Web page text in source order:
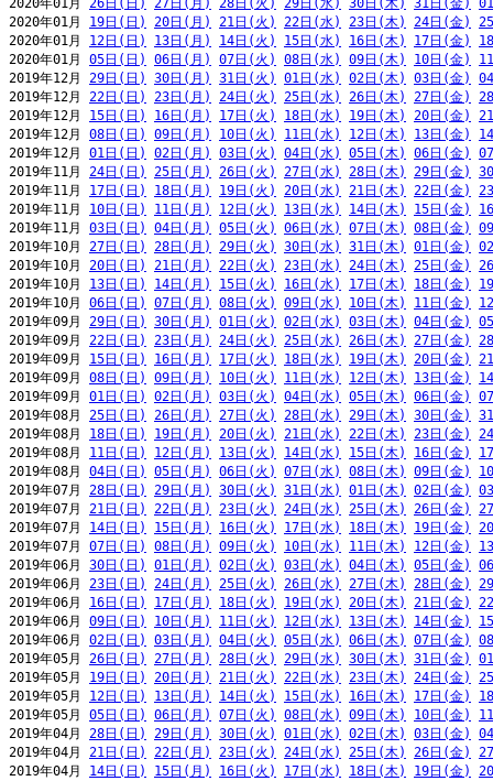
2020年01月 26日(日) 27日(月) 28日(火) 29日(水) 30日(木) 31日(金)
2020年01月 19日(日) 20日(月) 21日(火) 22日(水) 23日(木) 24日(金)
2020年01月 12日(日) 13日(月) 14日(火) 15日(水) 16日(木) 17日(金)
2020年01月 05日(日) 06日(月) 07日(火) 08日(水) 09日(木) 10日(金)
2019年12月 29日(日) 30日(月) 31日(火) 01日(水) 02日(木) 03日(金)
2019年12月 22日(日) 23日(月) 24日(火) 25日(水) 26日(木) 27日(金)
2019年12月 15日(日) 16日(月) 17日(火) 18日(水) 19日(木) 20日(金)
2019年12月 08日(日) 09日(月) 10日(火) 11日(水) 12日(木) 13日(金)
2019年12月 01日(日) 02日(月) 03日(火) 04日(水) 05日(木) 06日(金)
2019年11月 24日(日) 25日(月) 26日(火) 27日(水) 28日(木) 29日(金)
2019年11月 17日(日) 18日(月) 19日(火) 20日(水) 21日(木) 22日(金)
2019年11月 10日(日) 11日(月) 12日(火) 13日(水) 14日(木) 15日(金)
2019年11月 03日(日) 04日(月) 05日(火) 06日(水) 07日(木) 08日(金)
2019年10月 27日(日) 28日(月) 29日(火) 30日(水) 31日(木) 01日(金)
2019年10月 20日(日) 21日(月) 22日(火) 23日(水) 24日(木) 25日(金)
2019年10月 13日(日) 14日(月) 15日(火) 16日(水) 17日(木) 18日(金)
2019年10月 06日(日) 07日(月) 08日(火) 09日(水) 10日(木) 11日(金)
2019年09月 29日(日) 30日(月) 01日(火) 02日(水) 03日(木) 04日(金)
2019年09月 22日(日) 23日(月) 24日(火) 25日(水) 26日(木) 27日(金)
2019年09月 15日(日) 16日(月) 17日(火) 18日(水) 19日(木) 20日(金)
2019年09月 08日(日) 09日(月) 10日(火) 11日(水) 12日(木) 13日(金)
2019年09月 01日(日) 02日(月) 03日(火) 04日(水) 05日(木) 06日(金)
2019年08月 25日(日) 26日(月) 27日(火) 28日(水) 29日(木) 30日(金)
2019年08月 18日(日) 19日(月) 20日(火) 21日(水) 22日(木) 23日(金)
2019年08月 11日(日) 12日(月) 13日(火) 14日(水) 15日(木) 16日(金)
2019年08月 04日(日) 05日(月) 06日(火) 07日(水) 08日(木) 09日(金)
2019年07月 28日(日) 29日(月) 30日(火) 31日(水) 01日(木) 02日(金)
2019年07月 21日(日) 22日(月) 23日(火) 24日(水) 25日(木) 26日(金)
2019年07月 14日(日) 15日(月) 16日(火) 17日(水) 18日(木) 19日(金)
2019年07月 07日(日) 08日(月) 09日(火) 10日(水) 11日(木) 12日(金)
2019年06月 30日(日) 01日(月) 02日(火) 03日(水) 04日(木) 05日(金)
2019年06月 23日(日) 24日(月) 25日(火) 26日(水) 27日(木) 28日(金)
2019年06月 16日(日) 17日(月) 18日(火) 19日(水) 20日(木) 21日(金)
2019年06月 09日(日) 10日(月) 11日(火) 12日(水) 13日(木) 14日(金)
2019年06月 02日(日) 03日(月) 04日(火) 05日(水) 06日(木) 07日(金)
2019年05月 26日(日) 27日(月) 28日(火) 29日(水) 30日(木) 31日(金)
2019年05月 19日(日) 20日(月) 21日(火) 22日(水) 23日(木) 24日(金)
2019年05月 12日(日) 13日(月) 14日(火) 15日(水) 16日(木) 17日(金)
2019年05月 05日(日) 06日(月) 07日(火) 08日(水) 09日(木) 10日(金)
2019年04月 28日(日) 29日(月) 30日(火) 01日(水) 02日(木) 03日(金)
2019年04月 21日(日) 22日(月) 23日(火) 24日(水) 25日(木) 26日(金)
2019年04月 14日(日) 15日(月) 16日(火) 17日(水) 18日(木) 19日(金)